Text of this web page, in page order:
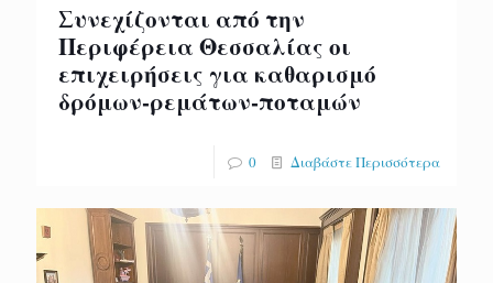
Συνεχίζονται από την
Περιφέρεια Θεσσαλίας οι
επιχειρήσεις για καθαρισμό
δρόμων-ρεμάτων-ποταμών
0 Διαβάστε Περισσότερα